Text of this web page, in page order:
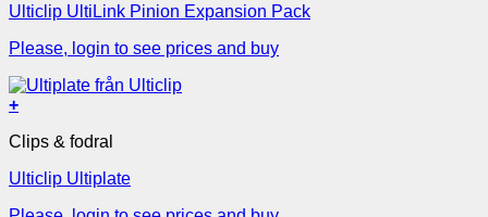
Ulticlip UltiLink Pinion Expansion Pack
Please, login to see prices and buy
+
Clips & fodral
Ulticlip Ultiplate